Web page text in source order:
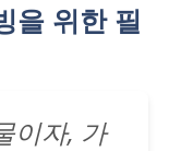
을 위한 필
이자, 가